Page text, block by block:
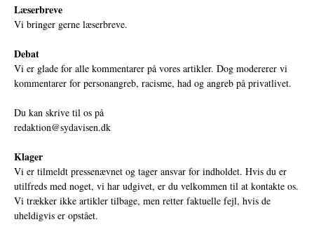
Læserbreve
Vi bringer gerne læserbreve.
Debat
Vi er glade for alle kommentarer på vores artikler. Dog modererer vi
kommentarer for personangreb, racisme, had og angreb på privatlivet.
Du kan skrive til os på
redaktion@sydavisen.dk
Klager
Vi er tilmeldt pressenævnet og tager ansvar for indholdet. Hvis du er
utilfreds med noget, vi har udgivet, er du velkommen til at kontakte os.
Vi trækker ikke artikler tilbage, men retter faktuelle fejl, hvis de
uheldigvis er opstået.